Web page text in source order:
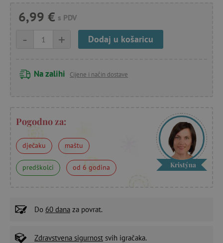
6,99 € s PDV
+
- Dodaj u košaricu
Na zalihi Cijene i način dostave
Pogodno za:
dječaku maštu
predškolci od 6 godina Kristýna
Do 60 dana za povrat.
Zdravstvena sigurnost svih igračaka.